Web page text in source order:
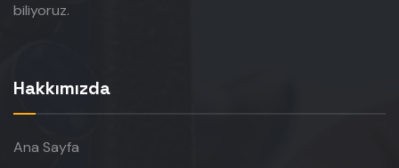
biliyoruz.
Hakkımızda
Ana Sayfa